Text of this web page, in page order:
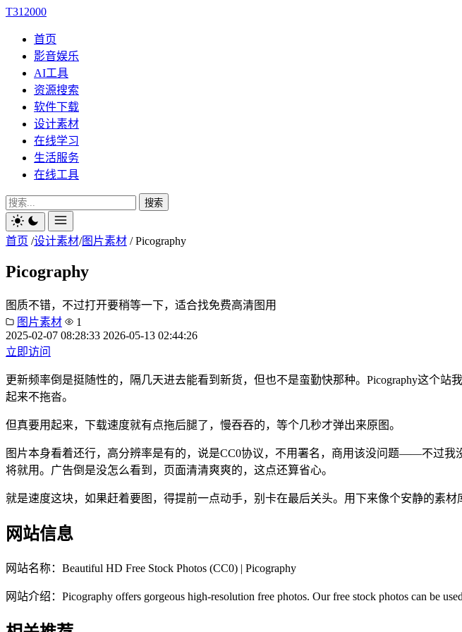
T312000
首页
影音娱乐
AI工具
资源搜索
软件下载
设计素材
在线学习
生活服务
在线工具
搜索
首页 /设计素材/图片素材 / Picography
Picography
图质不错，不过打开要稍等一下，适合找免费高清图用
图片素材
1
2025-02-07 08:28:33 2026-05-13 02:44:26
立即访问
更新频率倒是挺随性的，隔几天进去能看到新货，但也不是蛮勤快那种。Picography这个
起来不拖沓。
但真要用起来，下载速度就有点拖后腿了，慢吞吞的，等个几秒才弹出来原图。
图片本身看着还行，高分辨率是有的，说是CC0协议，不用署名，商用该没问题——不过
将就用。广告倒是没怎么看到，页面清清爽爽的，这点还算省心。
就是速度这块，如果赶着要图，得提前一点动手，别卡在最后关头。用下来像个安静的素材
网站信息
网站名称： Beautiful HD Free Stock Photos (CC0) | Picography
网站介绍： Picography offers gorgeous high-resolution free photos. Our free stock photos can be